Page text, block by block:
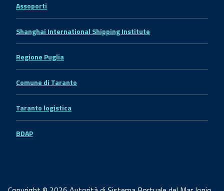
Assoporti
Shanghai International Shipping Institute
Regione Puglia
Comune di Taranto
Taranto logistica
BDAP